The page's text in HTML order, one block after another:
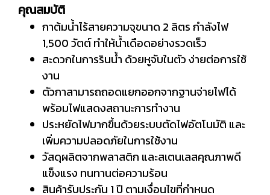
คุณสมบัติ
กาต้มน้ำไร้สายความจุขนาด 2 ลิตร กำลังไฟ
1,500 วัตต์ ทำให้น้ำเดือดอย่างรวดเร็ว
สะดวกในการรินน้ำ ด้วยหูจับในตัว ง่ายต่อการใช้
งาน
ตัวกาสามารถถอดแยกออกจากฐานจ่ายไฟได้
พร้อมไฟแสดงสถานะการทำงาน
ประหยัดไฟมากขึ้นด้วยระบบตัดไฟอัตโนมัติ และ
เพิ่มความปลอดภัยในการใช้งาน
วัสดุผลิตจากพลาสติก และสเตนเลสคุณภาพดี
แข็งแรง ทนทานต่อความร้อน
สินค้ารับประกัน 1 ปี ตามเงื่อนไขที่กำหนด